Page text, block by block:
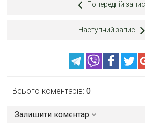
Попередній запис
Наступний запис
Всього коментарів: 0
Залишити коментар